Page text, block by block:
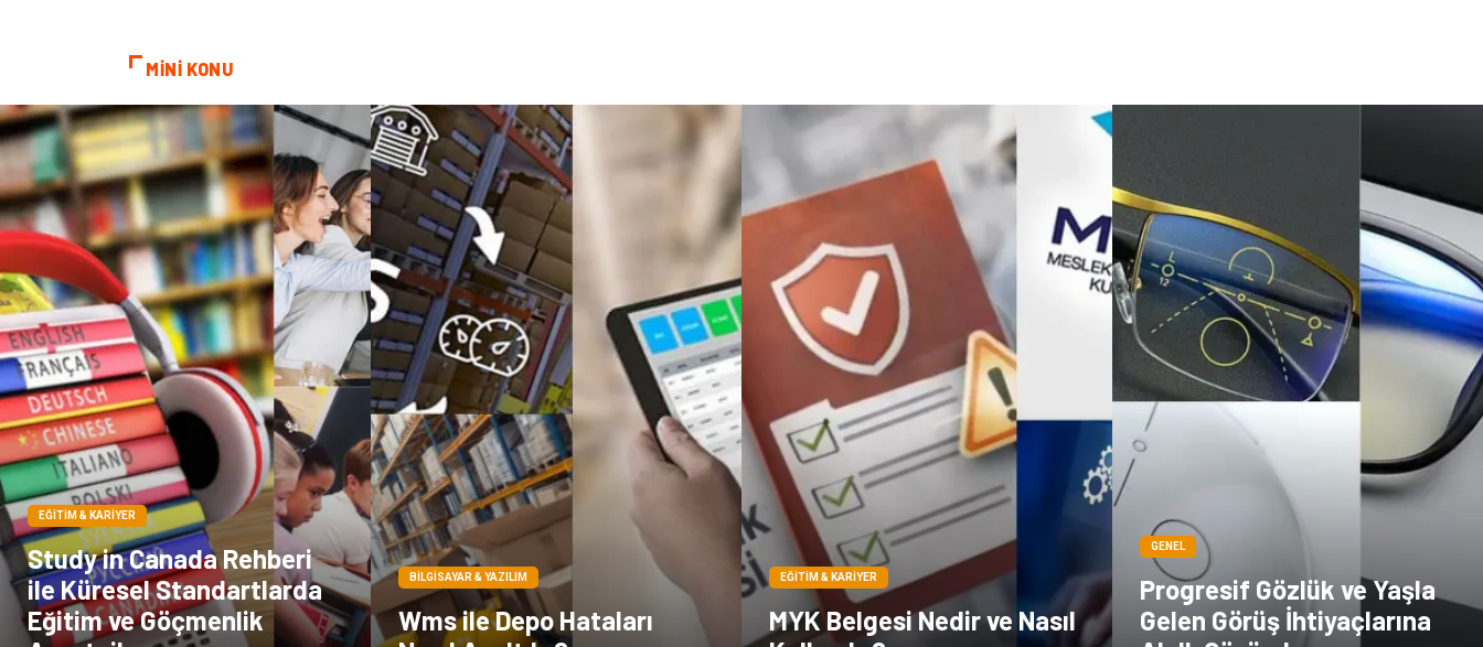
MİNİ KONU
EĞITIM & KARIYER
Study in Canada Rehberi
ile Küresel Standartlarda
Eğitim ve Göçmenlik
BILGISAYAR & YAZILIM
Wms ile Depo Hataları
EĞITIM & KARIYER
MYK Belgesi Nedir ve Nasıl
GENEL
Progresif Gözlük ve Yaşla
Gelen Görüş İhtiyaçlarına